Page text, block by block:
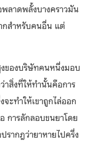
ลาดพลั้งบางคราวมัน
กสำหรับคนอื่น แต่
งของบริษัทคนหนึ่งมอบ
าสิ่งที่ให้ทำนั้นคือการ
ะทำให้เขาถูกไล่ออก
การลักลอบขนยาโดย
รากฎว่ายาหายไปครึ่ง